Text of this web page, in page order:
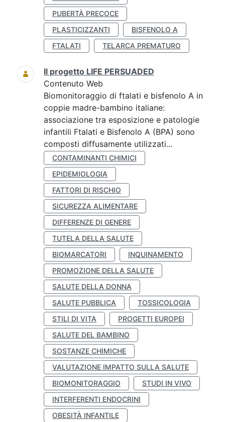
PUBERTÀ PRECOCE
PLASTICIZZANTI
BISFENOLO A
FTALATI
TELARCA PREMATURO
Il progetto LIFE PERSUADED
Contenuto Web
Biomonitoraggio di ftalati e bisfenolo A in
coppie madre-bambino italiane:
associazione tra esposizione e patologie
infantili Ftalati e Bisfenolo A (BPA) sono
composti diffusamente utilizzati...
CONTAMINANTI CHIMICI
EPIDEMIOLOGIA
FATTORI DI RISCHIO
SICUREZZA ALIMENTARE
DIFFERENZE DI GENERE
TUTELA DELLA SALUTE
BIOMARCATORI
INQUINAMENTO
PROMOZIONE DELLA SALUTE
SALUTE DELLA DONNA
SALUTE PUBBLICA
TOSSICOLOGIA
STILI DI VITA
PROGETTI EUROPEI
SALUTE DEL BAMBINO
SOSTANZE CHIMICHE
VALUTAZIONE IMPATTO SULLA SALUTE
BIOMONITORAGGIO
STUDI IN VIVO
INTERFERENTI ENDOCRINI
OBESITÀ INFANTILE